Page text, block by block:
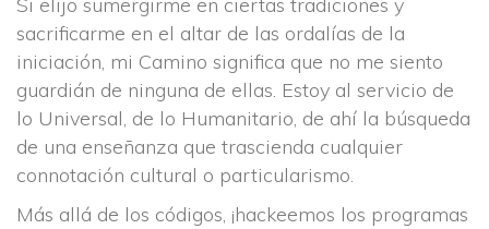
acrificarme en el altar de las ordalías de la
iniciación, mi Camino significa que no me siento
guardián de ninguna de ellas. Estoy al servicio de
lo Universal, de lo Humanitario, de ahí la búsqueda
de una enseñanza que trascienda cualquier
connotación cultural o particularismo.
Más allá de los códigos, ¡hackeemos los programas